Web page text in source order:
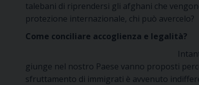
talebani di riprendersi gli afghani che
protezione internazionale, chi può avercelo?
Come conciliare accoglienza e legalità?
giunge nel nostro Paese vanno proposti
sfruttamento di immigrati è avvenuto